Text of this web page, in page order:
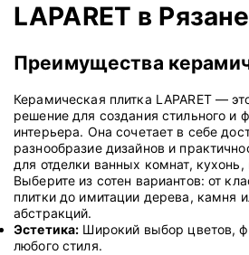
LAPARET в Рязане
Преимущества
Керамическая плитка LAPARET —
решение для создания стильного и
интерьера. Она сочетает в себе
разнообразие дизайнов и
для отделки ванных комнат,
Выберите из сотен вариантов: от
плитки до имитации дерева, камня
абстракций.
Эстетика: Широкий выбор цветов,
любого стиля.